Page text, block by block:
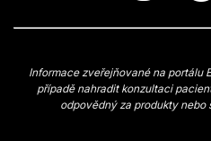
Informace zveřejňované na portálu
případě nahradit konzultaci
odpovědný za produkty nebo